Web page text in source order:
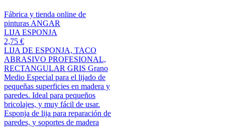
Fábrica y tienda online de
pinturas ANGAR
LIJA ESPONJA
2,75 €
LIJA DE ESPONJA, TACO
ABRASIVO PROFESIONAL,
RECTANGULAR GRIS Grano
Medio Especial para el lijado de
pequeñas superficies en madera y
paredes. Ideal para pequeños
bricolajes, y muy fácil de usar.
Esponja de lija para reparación de
paredes, y soportes de madera